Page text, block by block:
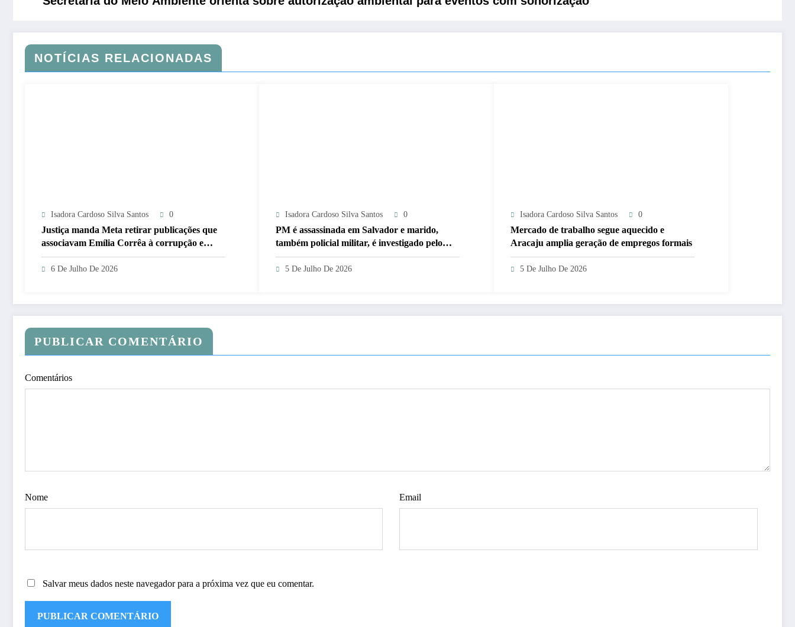
NOTÍCIAS RELACIONADAS
Isadora Cardoso Silva Santos 0
Justiça manda Meta retirar publicações que
associavam Emília Corrêa à corrupção e
identificar responsáveis
6 De Julho De 2026
Isadora Cardoso Silva Santos 0
PM é assassinada em Salvador e marido,
também policial militar, é investigado pelo
crime
5 De Julho De 2026
Isadora Cardoso Silva Santos 0
Mercado de trabalho segue aquecido e
Aracaju amplia geração de empregos formais
5 De Julho De 2026
PUBLICAR COMENTÁRIO
Comentários
Nome Email
Salvar meus dados neste navegador para a próxima vez que eu comentar.